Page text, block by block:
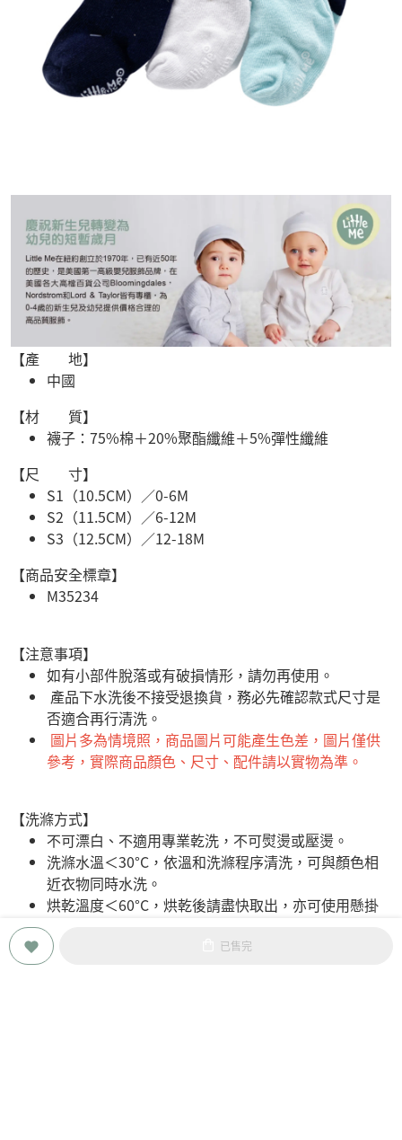
已售完
【產 地】
中國
【材 質】
襪子：75%棉＋20%聚酯纖維＋5%彈性纖維
【尺 寸】
S1（10.5CM）／0-6M
S2（11.5CM）／6-12M
S3（12.5CM）／12-18M
【商品安全標章】
M35234
【注意事項】
如有小部件脫落或有破損情形，請勿再使用。
產品下水洗後不接受退換貨，務必先確認款式尺寸是
否適合再行清洗。
圖片多為情境照，商品圖片可能產生色差，圖片僅供
參考，實際商品顏色、尺寸、配件請以實物為準。
【洗滌方式】
不可漂白、不適用專業乾洗，不可熨燙或壓燙。
洗滌水溫＜30°C，依溫和洗滌程序清洗，可與顏色相
近衣物同時水洗。
烘乾溫度＜60°C，烘乾後請盡快取出，亦可使用懸掛